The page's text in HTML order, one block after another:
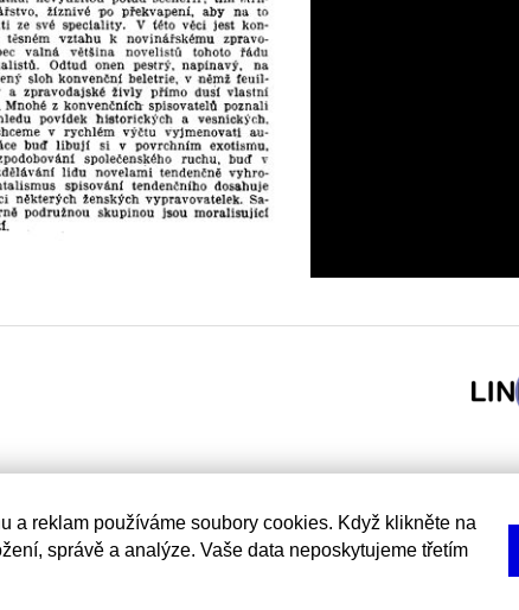
a reklam používáme soubory cookies. Když klikněte na
správě a analýze. Vaše data neposkytujeme třetím